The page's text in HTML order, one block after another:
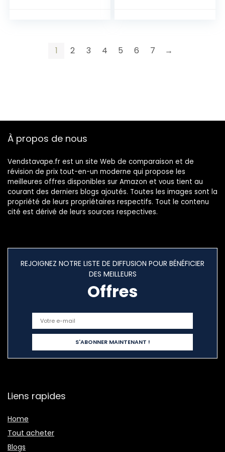
1 2 3 4 5 6 7 →
À propos de nous
Vendstavape.fr est un site Web de comparaison et de
révision de prix tout-en-un moderne qui propose les
meilleures offres disponibles sur Amazon et vous tient au
courant des derniers blogs ajoutés. Toutes les images sont la
propriété de leurs propriétaires respectifs. Tout le contenu
cité est dérivé de leurs sources respectives.
REJOIGNEZ NOTRE LISTE DE DIFFUSION POUR BÉNÉFICIER
DES MEILLEURS
Offres
Liens rapides
Home
Tout acheter
Blogs